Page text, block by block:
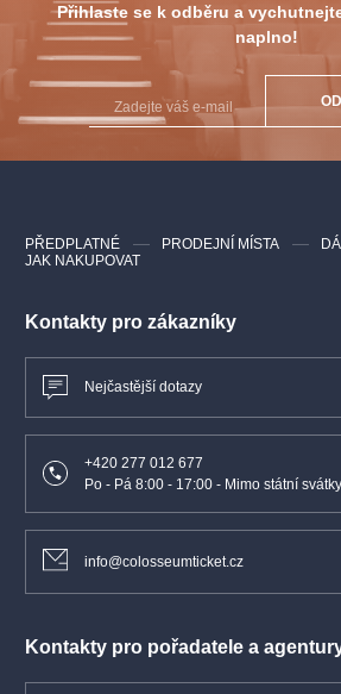
Přihlaste se k odběru a
naplno!
Kontakty pro zákazníky
Nejčastější dotazy
+420 277 012 677
Po - Pá 8:00 - 17:00 - Mimo státní svátky
info@colosseumticket.cz
Kontakty pro pořadatele a
PŘEDPLATNÉ PRODEJNÍ MÍSTA
JAK NAKUPOVAT